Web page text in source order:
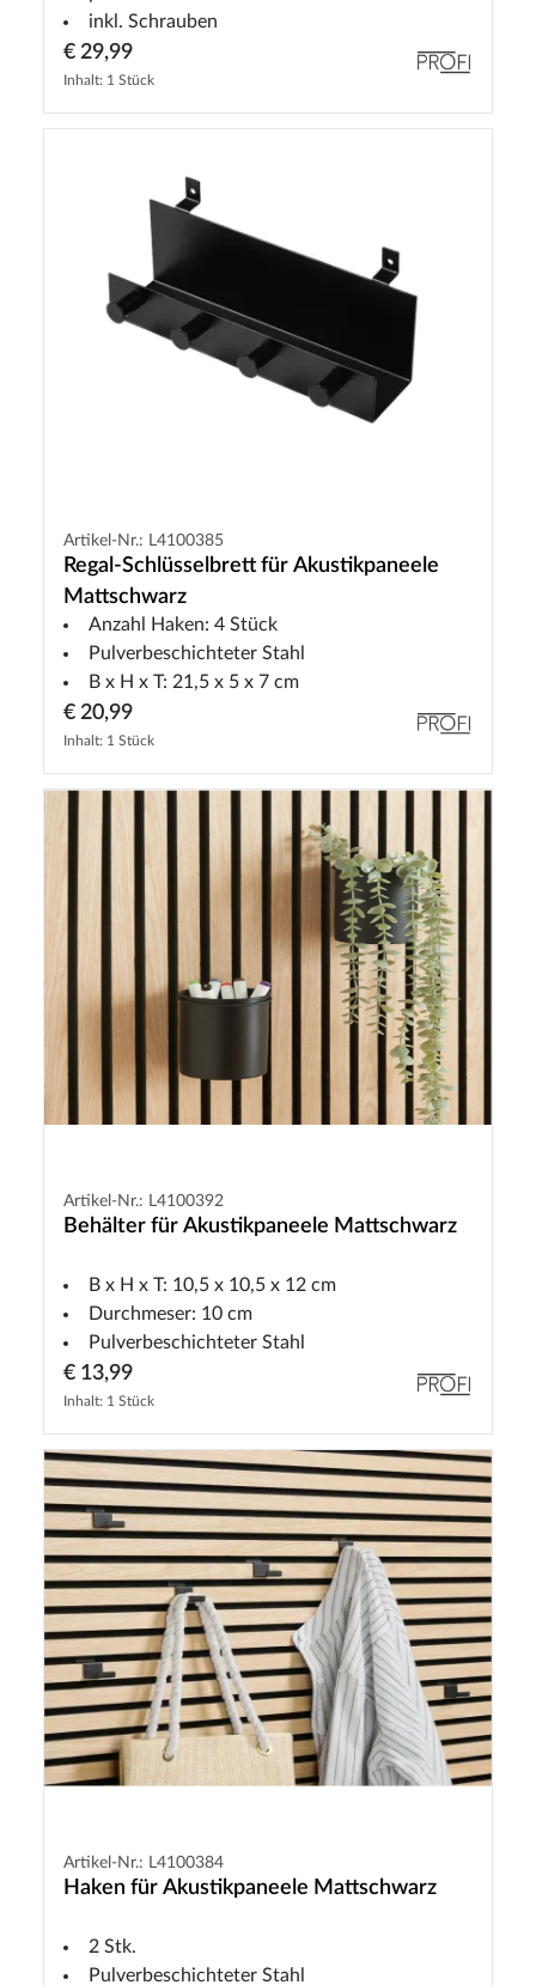
inkl. Schrauben
€ 29,99
Inhalt: 1 Stück
Artikel-Nr.: L4100385
Regal-Schlüsselbrett für Akustikpaneele
Mattschwarz
Anzahl Haken: 4 Stück
Pulverbeschichteter Stahl
B x H x T: 21,5 x 5 x 7 cm
€ 20,99
Inhalt: 1 Stück
Artikel-Nr.: L4100392
Behälter für Akustikpaneele Mattschwarz
B x H x T: 10,5 x 10,5 x 12 cm
Durchmeser: 10 cm
Pulverbeschichteter Stahl
€ 13,99
Inhalt: 1 Stück
Artikel-Nr.: L4100384
Haken für Akustikpaneele Mattschwarz
2 Stk.
Pulverbeschichteter Stahl